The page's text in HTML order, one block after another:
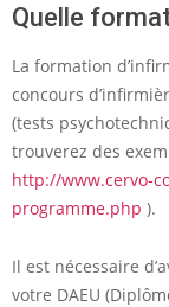
Quelle
La formation
concours
(tests
trouverez des
http://www.cervo-
programme.php ).
Il est nécessaire
votre DAEU